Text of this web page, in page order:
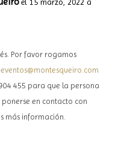
Por favor rogamos
eventos@montesqueiro.com
455 para que la persona
en contacto con
más información.